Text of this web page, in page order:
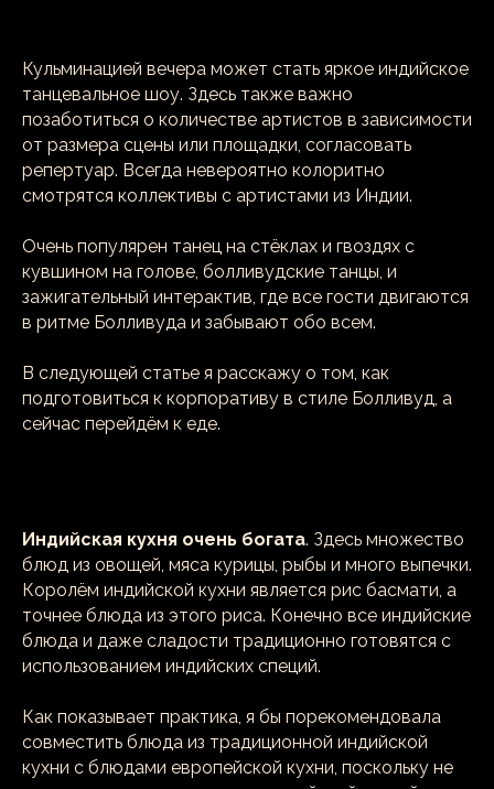
Кульминацией вечера может стать яркое индийское
танцевальное шоу. Здесь также важно
позаботиться о количестве артистов в зависимости
от размера сцены или площадки, согласовать
репертуар. Всегда невероятно колоритно
смотрятся коллективы с артистами из Индии.
Очень популярен танец на стёклах и гвоздях с
кувшином на голове, болливудские танцы, и
зажигательный интерактив, где все гости двигаются
в ритме Болливуда и забывают обо всем.
В следующей статье я расскажу о том, как
подготовиться к корпоративу в стиле Болливуд, а
сейчас перейдём к еде.
Индийская кухня очень богата. Здесь множество
блюд из овощей, мяса курицы, рыбы и много выпечки.
Королём индийской кухни является рис басмати, а
точнее блюда из этого риса. Конечно все индийские
блюда и даже сладости традиционно готовятся с
использованием индийских специй.
Как показывает практика, я бы порекомендовала
совместить блюда из традиционной индийской
кухни с блюдами европейской кухни, поскольку не